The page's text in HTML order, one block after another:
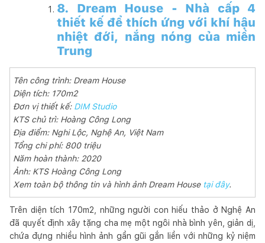
8. Dream House - Nhà cấp 4
thiết kế để thích ứng với khí hậu
nhiệt đới, nắng nóng của miền
Trung
Tên công trình: Dream House
Diện tích: 170m2
Đơn vị thiết kế: DIM Studio
KTS chủ trì: Hoàng Công Long
Địa điểm: Nghi Lộc, Nghệ An, Việt Nam
Tổng chi phí: 800 triệu
Năm hoàn thành: 2020
Ảnh: KTS Hoàng Công Long
Xem toàn bộ thông tin và hình ảnh Dream Housetại đây.
Trên diện tích 170m2, những người con hiếu thảo ở Nghệ An
đã quyết định xây tặng cha mẹ một ngôi nhà bình yên, giản dị,
chứa đựng nhiều hình ảnh gần gũi gắn liền với những kỷ niệm